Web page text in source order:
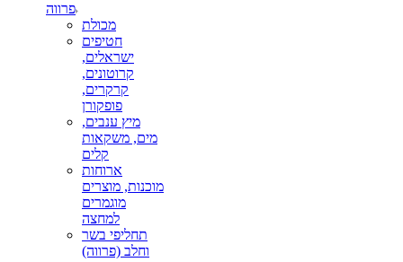
פרווה
מכולת
חטיפים
ישראלים,
קרוטונים,
קרקרים,
פופקורן
מיץ ענבים,
מים, משקאות
קלים
ארוחות
מוכנות, מוצרים
מוגמרים
למחצה
תחליפי בשר
וחלב (פרווה)